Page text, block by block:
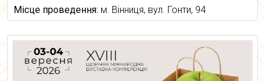
Місце проведення: м. Вінниця, вул. Гонти, 94